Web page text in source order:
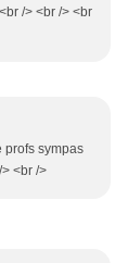
/> <br /> <br
profs sympas
<br />